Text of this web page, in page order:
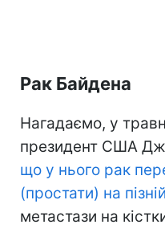
Рак Байдена
Нагадаємо, у
президент США
що у нього рак
(простати) на
метастази на